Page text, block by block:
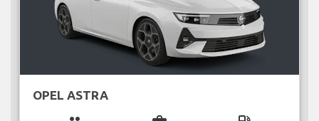
OPEL ASTRA